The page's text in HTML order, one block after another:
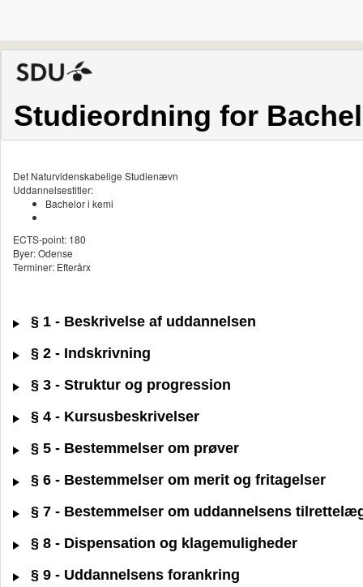
Studieordning for
Det Naturvidenskabelige Studienævn
Uddannelsestitler:
Bachelor i kemi
ECTS-point: 180
Byer: Odense
Terminer: Efterårx
§ 1 - Beskrivelse af uddannelsen
§ 2 - Indskrivning
§ 3 - Struktur og progression
§ 4 - Kursusbeskrivelser
§ 5 - Bestemmelser om prøver
§ 6 - Bestemmelser om merit og fritagelser
§ 7 - Bestemmelser om uddannelsens
§ 8 - Dispensation og klagemuligheder
§ 9 - Uddannelsens forankring